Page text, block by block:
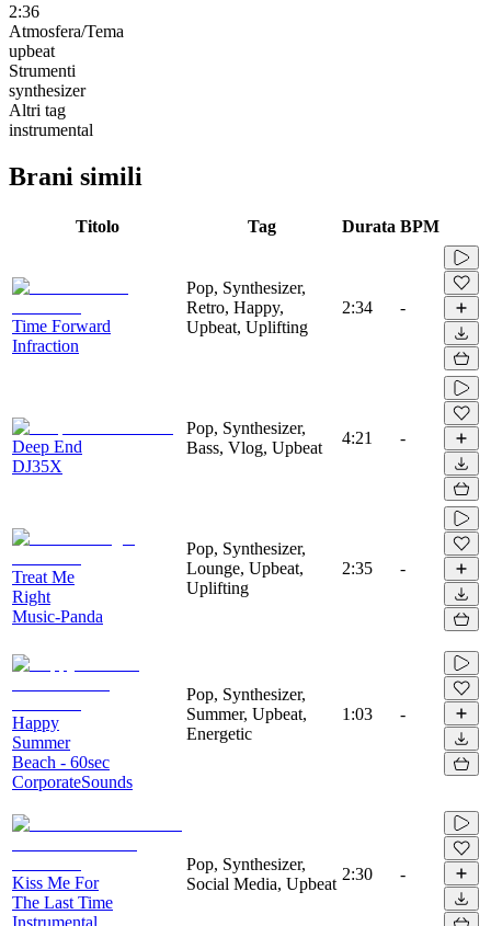
2:36
Atmosfera/Tema
upbeat
Strumenti
synthesizer
Altri tag
instrumental
Brani simili
Titolo Tag Durata BPM
Time Forward
Infraction
Pop, Synthesizer,
Retro, Happy,
Upbeat, Uplifting
2:34 -
Deep End
DJ35X
Pop, Synthesizer,
Bass, Vlog, Upbeat
4:21 -
Treat Me
Right
Music-Panda
Pop, Synthesizer,
Lounge, Upbeat,
Uplifting
2:35 -
Happy
Summer
Beach - 60sec
CorporateSounds
Pop, Synthesizer,
Summer, Upbeat,
Energetic
1:03 -
Kiss Me For
The Last Time
Instrumental
Pop, Synthesizer,
Social Media, Upbeat
2:30 -